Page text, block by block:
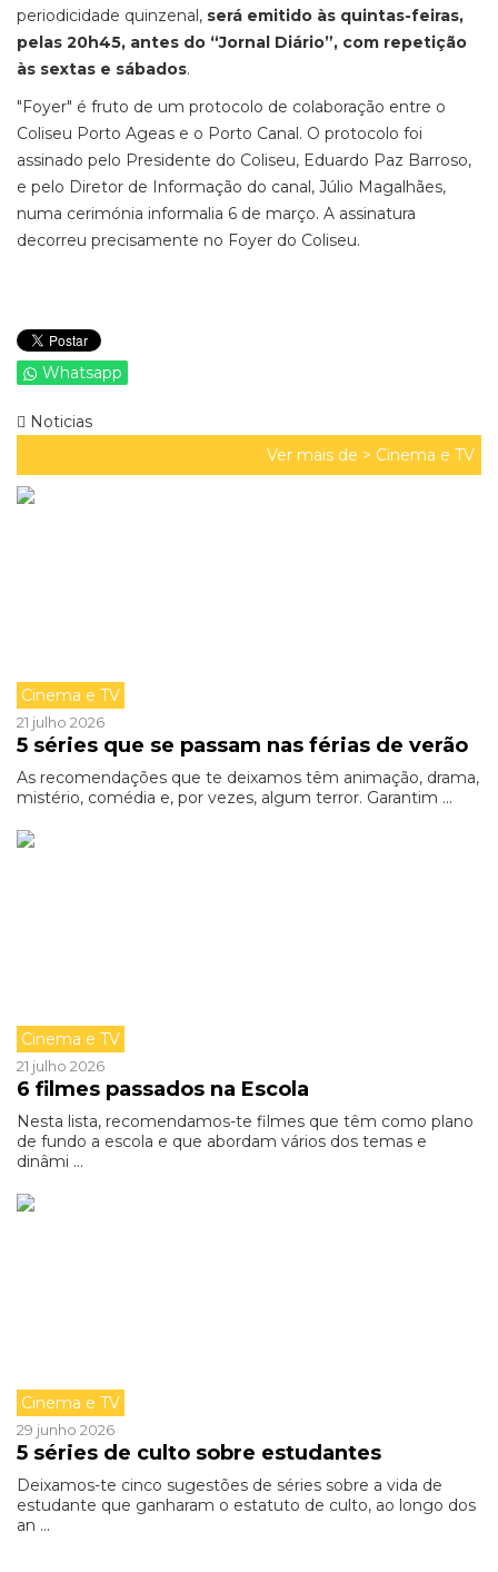
periodicidade quinzenal, será emitido às quintas-feiras,
pelas 20h45, antes do “Jornal Diário”, com repetição
às sextas e sábados.
"Foyer" é fruto de um protocolo de colaboração entre o
Coliseu Porto Ageas e o Porto Canal. O protocolo foi
assinado pelo Presidente do Coliseu, Eduardo Paz Barroso,
e pelo Diretor de Informação do canal, Júlio Magalhães,
numa cerimónia informalia 6 de março. A assinatura
decorreu precisamente no Foyer do Coliseu.
Whatsapp
Noticias
Ver mais de > Cinema e TV
Cinema e TV
21 julho 2026
5 séries que se passam nas férias de verão
As recomendações que te deixamos têm animação, drama,
mistério, comédia e, por vezes, algum terror. Garantim ...
Cinema e TV
21 julho 2026
6 filmes passados na Escola
Nesta lista, recomendamos-te filmes que têm como plano
de fundo a escola e que abordam vários dos temas e
dinâmi ...
Cinema e TV
29 junho 2026
5 séries de culto sobre estudantes
Deixamos-te cinco sugestões de séries sobre a vida de
estudante que ganharam o estatuto de culto, ao longo dos
an ...